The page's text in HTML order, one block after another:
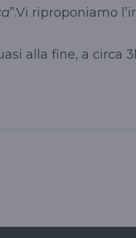
”.Vi riproponiamo
alla fine, a circa